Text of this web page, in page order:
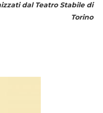
dal Teatro Stabile di
Torino